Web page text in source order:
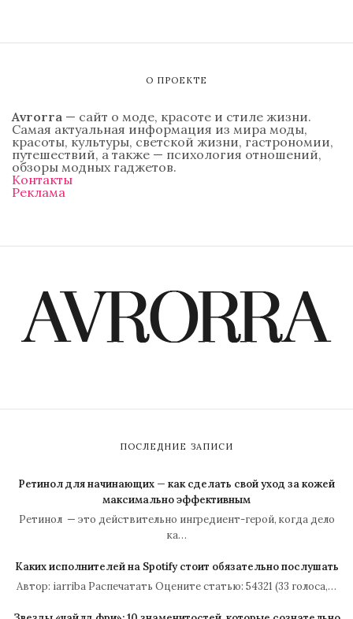
О ПРОЕКТЕ
Avrorra — сайт о моде, красоте и стиле жизни.
Самая актуальная информация из мира моды,
красоты, культуры, светской жизни, гастрономии,
путешествий, а также — психология отношений,
обзоры модных гаджетов.
Контакты
Реклама
ПОСЛЕДНИЕ ЗАПИСИ
Ретинол для начинающих — как сделать свой уход за кожей
максимально эффективным
Ретинол — это действительно ингредиент-герой, когда дело
ка…
Каких исполнителей на Spotify стоит обязательно послушать
Автор: iarriba Распечатать Оцените статью: 54321 (33 голоса,…